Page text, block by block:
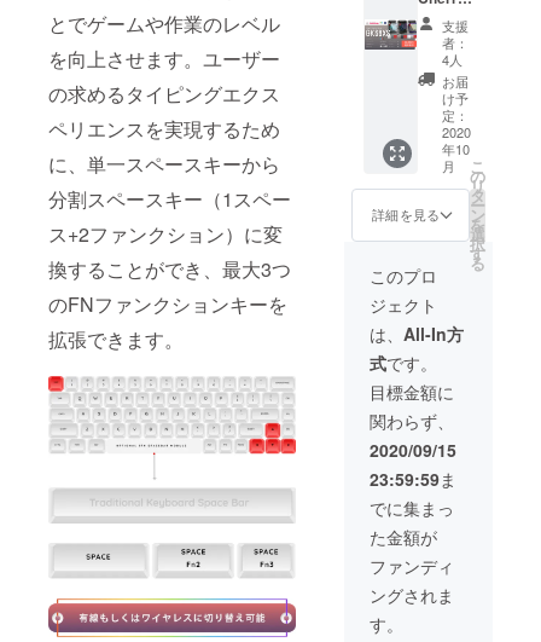
とでゲームや作業のレベル
を向上させます。ユーザー
の求めるタイピングエクス
ペリエンスを実現するため
に、単一スペースキーから
分割スペースキー（1スペー
ス+2ファンクション）に変
換することができ、最大3つ
のFNファンクションキーを
拡張できます。
軸） ●
キー
キャッ
プカ
ラーが
ホワイ
トとグ
レーを
選択で
す！ ●
税込み
●送料込
み 詳し
商品
GK68X
Gatero
nスイッ
チ有線
メカニ
カル
ボード
（プラ
スチッ
クシエ
ル）*1
Window
s&Mac
ロファ
イル及
びPBT
キー
キャッ
●Windo
wsと
Macレ
イアウ
トをサ
y MXメ
ルス
イッチ
軸、黒
軸、茶
軸、赤
軸） ●
キー
プカ
ラーが
ホワイ
トとグ
レーを
選択で
きま
●CNC
アルミ
ニウム
シエル
カラー
がパー
プルと
グレー
を選択
できま
す
●Blueto
と
1900m
Ahバッ
テリー
が搭載
されま
した。
ワイヤ
レス/有
線切り
替え可
能
●1680
万色
RGB
バック
ライ
ト、
MXワイ
ヤレス/
有線切
り替え
可能メ
カニカ
ルキー
ボード
（CNC
アルミ
ニウム
シエ
ル）
●Space
-Bar
キーが
カスタ
マイズ
可能
●CNC
アルミ
ニウム
シエル
のカ
ラーが
パープ
ルとグ
レーを
選択で
きます
●Blueto
支援
者：
4人
お届
け予
定：
2020
年10
月
詳細を見る
こ
の
リ
タ
ー
ン
を
選
択
す
る
このプロ
ジェクト
は、 All-In方
式です。
目標金額に
関わらず、
2020/09/15
23:59:59ま
でに集まっ
た金額が
ファンディ
ングされま
す。